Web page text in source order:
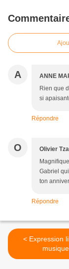
A ANNE
Rien que
si
Répondre
O Olivier
Gabriel
ton
Répondre
< Expression libre à la